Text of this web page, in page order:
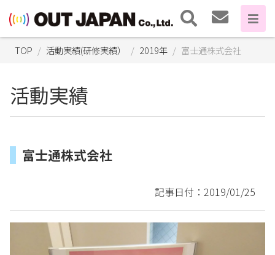
TOP 活動実績(研修実績） 2019年 富士通株式会社
活動実績
富士通株式会社
記事日付：2019/01/25